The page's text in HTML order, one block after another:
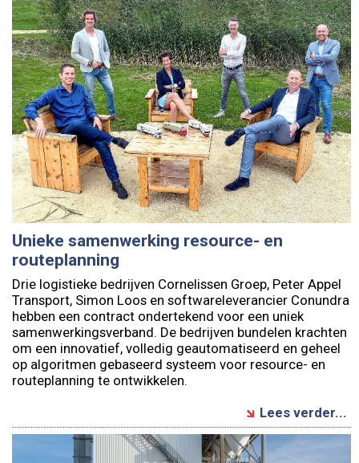
Unieke samenwerking resource- en
routeplanning
Drie logistieke bedrijven Cornelissen Groep, Peter Appel
Transport, Simon Loos en softwareleverancier Conundra
hebben een contract ondertekend voor een uniek
samenwerkingsverband. De bedrijven bundelen krachten
om een innovatief, volledig geautomatiseerd en geheel
op algoritmen gebaseerd systeem voor resource- en
routeplanning te ontwikkelen.
Lees verder...